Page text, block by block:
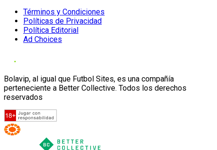
Términos y Condiciones
Políticas de Privacidad
Política Editorial
Ad Choices
Bolavip, al igual que Futbol Sites, es una compañía
perteneciente a Better Collective. Todos los derechos
reservados